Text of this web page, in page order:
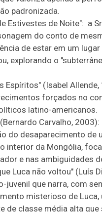
padronizada.
Estivestes de Noite": a
do conto de
de estar em um
explorando o
Espíritos" (Isabel
forçados no
latino-americanos.
Carvalho, 2003):
do desaparecimento de
interior da Mongólia,
e nas ambiguidades
Luca não voltou" (Luís
juvenil que narra, com
misterioso de Luca,
de classe média alta que